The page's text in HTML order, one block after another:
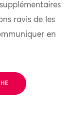
ravis de les
en